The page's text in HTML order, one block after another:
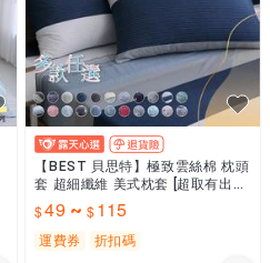
【BEST 貝思特】極致雲絲棉 枕頭
套 超細纖維 美式枕套 [超取有出貨
限制，請參閱說明]
49~ 115
運費券 折扣碼